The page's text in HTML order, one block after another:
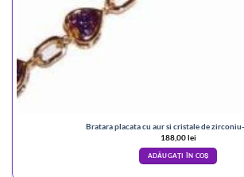
Bratara placata cu aur si cristale de
188,00lei
ADĂUGAȚI ÎN COȘ